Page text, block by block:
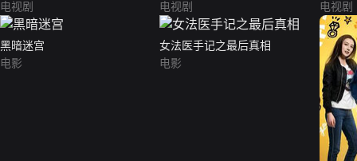
电视剧
电视剧
电视剧
黑暗迷宫
电影
女法医手记之最后真相
电影